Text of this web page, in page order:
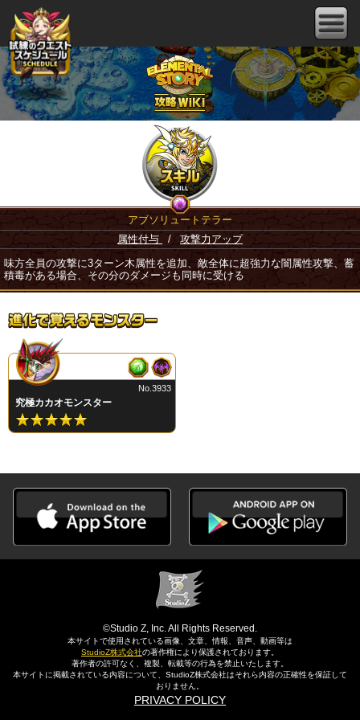
アブソリュートテラー
属性付与
/ 攻撃力アップ
味方全員の攻撃に3ターン木属性を追加、敵全体に超強力な闇属性攻撃、蓄
積毒がある場合、その分のダメージも同時に受ける
究極カカオモンスター
No.3933
©Studio Z, Inc. All Rights Reserved.
本サイトで使用されている画像、文章、情報、音声、動画等は
StudioZ株式会社の著作権により保護されております。
著作者の許可なく、複製、転載等の行為を禁止いたします。
本サイトに掲載されている内容について、StudioZ株式会社はそれら内容の正確性を保証して
おりません。
PRIVACY POLICY